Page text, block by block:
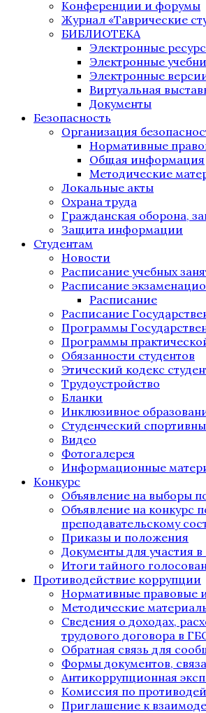
Конференции и форумы
Журнал «Таврические
БИБЛИОТЕКА
Электронные
Электронные
Электронные
Виртуальная
Документы
Безопасность
Организация
Нормативные
Общая информация
Методические
Локальные акты
Охрана труда
Гражданская оборона,
Защита информации
Студентам
Новости
Расписание учебных
Расписание
Расписание
Расписание
Программы
Программы
Обязанности студентов
Этический кодекс
Трудоустройство
Бланки
Инклюзивное
Студенческий
Видео
Фотогалерея
Информационные
Конкурс
Объявление на выборы
Объявление на конкурс
преподавательскому
Приказы и положения
Документы для участия в
Итоги тайного
Противодействие коррупции
Нормативные правовые
Методические
Сведения о доходах,
трудового договора в
Обратная связь для
Формы документов,
Антикоррупционная
Комиссия по
Приглашение к